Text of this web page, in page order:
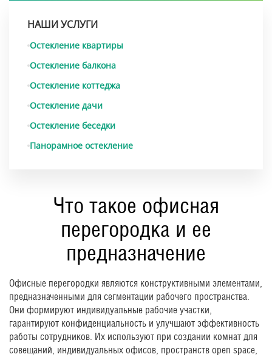
НАШИ УСЛУГИ
Остекление квартиры
Остекление балкона
Остекление коттеджа
Остекление дачи
Остекление беседки
Панорамное остекление
Что такое офисная
перегородка и ее
предназначение
Офисные перегородки являются конструктивными элементами,
предназначенными для сегментации рабочего пространства.
Они формируют индивидуальные рабочие участки,
гарантируют конфиденциальность и улучшают эффективность
работы сотрудников. Их используют при создании комнат для
совещаний, индивидуальных офисов, пространств open space,